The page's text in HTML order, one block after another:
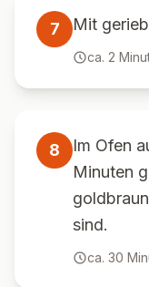
7 Mit
ca. 2
8
Im Ofen
Minuten
sind.
ca. 30